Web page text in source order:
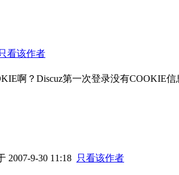
看该作者
啊？Discuz第一次登录没有COOKIE信
2007-9-30 11:18 只看该作者